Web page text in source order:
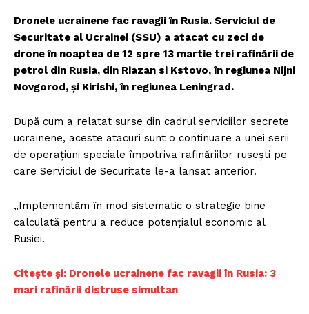
Dronele ucrainene fac ravagii în Rusia. Serviciul de
Securitate al Ucrainei (SSU) a atacat cu zeci de
drone în noaptea de 12 spre 13 martie trei rafinării de
petrol din Rusia, din Riazan si Kstovo, în regiunea Nijni
Novgorod, și Kirishi, în regiunea Leningrad.
După cum a relatat surse din cadrul serviciilor secrete
ucrainene, aceste atacuri sunt o continuare a unei serii
de operațiuni speciale împotriva rafinăriilor rusești pe
care Serviciul de Securitate le-a lansat anterior.
„Implementăm în mod sistematic o strategie bine
calculată pentru a reduce potențialul economic al
Rusiei.
Citește și: Dronele ucrainene fac ravagii în Rusia: 3
mari rafinării distruse simultan